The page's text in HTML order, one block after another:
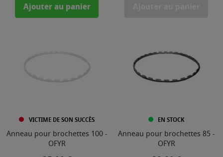
Ajouter au panier
VICTIME DE SON SUCCÈS
Anneau pour brochettes 100 -
OFYR
EN STOCK
Anneau pour brochettes 85 -
OFYR